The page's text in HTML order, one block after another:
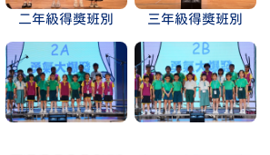
二年級得獎班別 三年級得獎班別